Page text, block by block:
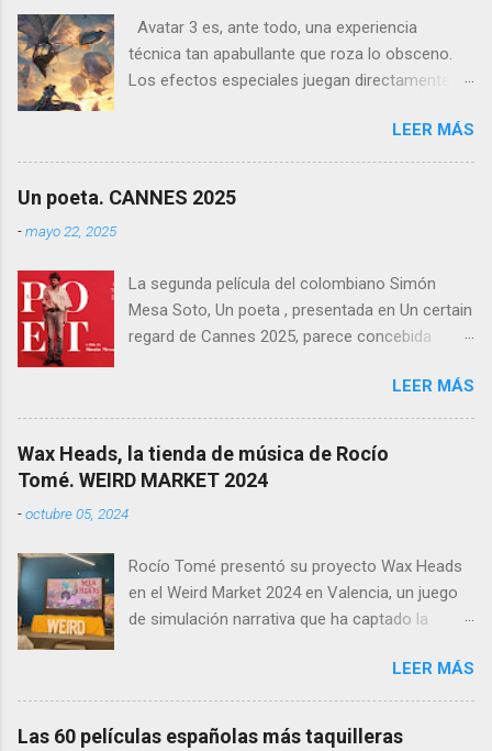
Avatar 3 es, ante todo, una experiencia
técnica tan apabullante que roza lo obsceno.
Los efectos especiales juegan directamente en
otras películas, es que directamente parecen
inalcanzables para el resto del cine mundial
entero.
LEER MÁS
Un poeta. CANNES 2025
-mayo 22, 2025
La segunda película del colombiano Simón
Mesa Soto, Un poeta , presentada en Un certain
regard de Cannes 2025, parece concebida
sobre la creación artística, la decadencia
masculina, y la supuesta trascendencia de la
poesía en un mundo que no la necesita. Sin
narrativas que resultan más autoindulgentes
que efectivas. Rodada en 16mm, con un
formato 4:3 que busca evocar una estética de
anacronía de su protagonista y su universo
poético marginal—, Un poeta se construye
desde el principio como una película que
LEER MÁS
Wax Heads, la tienda de música de Rocío
Tomé. WEIRD MARKET 2024
-octubre 05, 2024
Rocío Tomé presentó su proyecto Wax Heads
en el Weird Market 2024 en Valencia, un juego
de simulación narrativa que ha captado la
viene precedido por el premio ganado en otro
festival a Mejor Música y Sonido. Wax Heads se
centra en la experiencia de gestionar una tienda
LEER MÁS
Las 60 películas españolas más taquilleras